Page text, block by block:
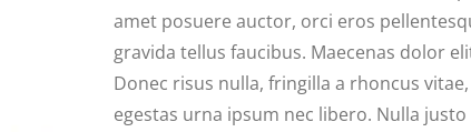
amet posuere auctor, orci eros
gravida tellus faucibus. Maecenas dolor
Donec risus nulla, fringilla a rhoncus
egestas urna ipsum nec libero. Nulla